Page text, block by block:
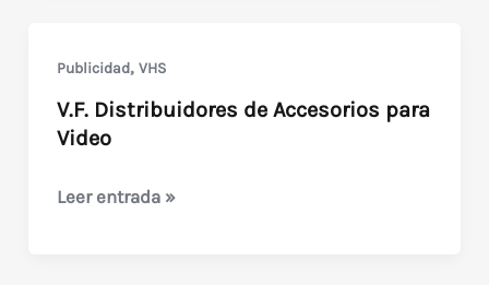
Publicidad, VHS
V.F. Distribuidores de Accesorios para
Video
V.F.
Leer entrada »